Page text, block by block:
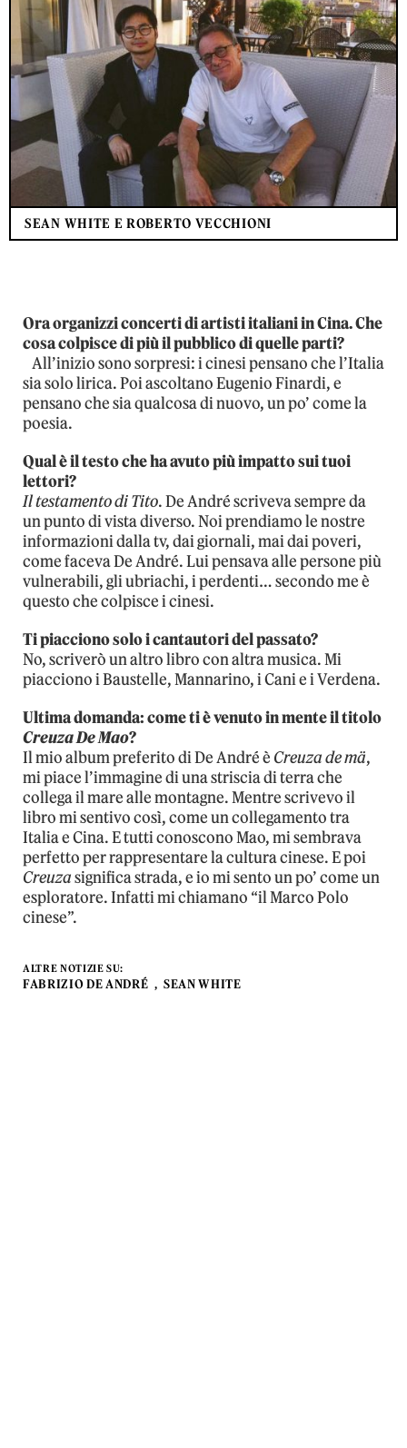
SEAN WHITE E ROBERTO VECCHIONI
Ora organizzi concerti di artisti italiani in Cina. Che
cosa colpisce di più il pubblico di quelle parti?
All’inizio sono sorpresi: i cinesi pensano che l’Italia
sia solo lirica. Poi ascoltano Eugenio Finardi, e
pensano che sia qualcosa di nuovo, un po’ come la
poesia.
Qual è il testo che ha avuto più impatto sui tuoi
lettori?
Il testamento di Tito. De André scriveva sempre da
un punto di vista diverso. Noi prendiamo le nostre
informazioni dalla tv, dai giornali, mai dai poveri,
come faceva De André. Lui pensava alle persone più
vulnerabili, gli ubriachi, i perdenti… secondo me è
questo che colpisce i cinesi.
Ti piacciono solo i cantautori del passato?
No, scriverò un altro libro con altra musica. Mi
piacciono i Baustelle, Mannarino, i Cani e i Verdena.
Ultima domanda: come ti è venuto in mente il titolo
Creuza De Mao?
Il mio album preferito di De André è Creuza de mä,
mi piace l’immagine di una striscia di terra che
collega il mare alle montagne. Mentre scrivevo il
libro mi sentivo così, come un collegamento tra
Italia e Cina. E tutti conoscono Mao, mi sembrava
perfetto per rappresentare la cultura cinese. E poi
Creuzasignifica strada, e io mi sento un po’ come un
esploratore. Infatti mi chiamano “il Marco Polo
cinese”.
ALTRE NOTIZIE SU:
FABRIZIO DE ANDRÉ SEAN WHITE